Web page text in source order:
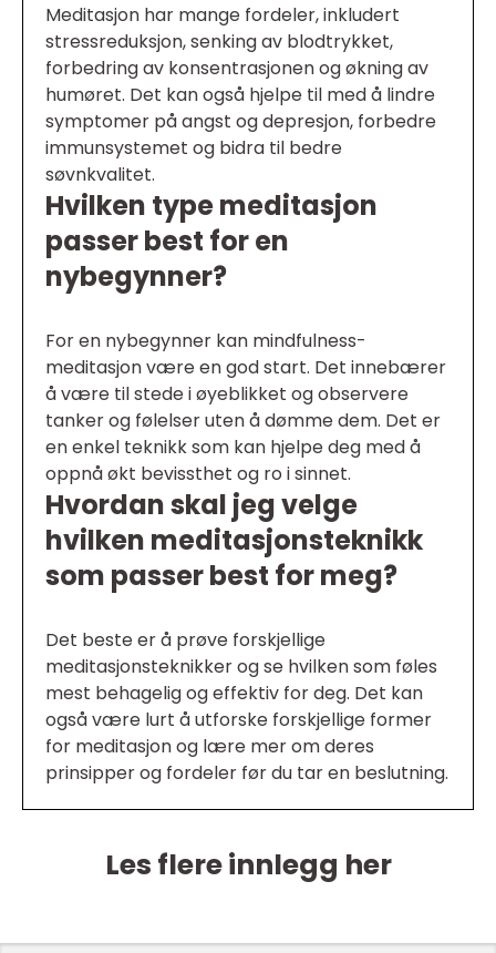
Meditasjon har mange fordeler, inkludert
stressreduksjon, senking av blodtrykket,
forbedring av konsentrasjonen og økning av
humøret. Det kan også hjelpe til med å lindre
symptomer på angst og depresjon, forbedre
immunsystemet og bidra til bedre
søvnkvalitet.
Hvilken type meditasjon
passer best for en
nybegynner?
For en nybegynner kan mindfulness-
meditasjon være en god start. Det innebærer
å være til stede i øyeblikket og observere
tanker og følelser uten å dømme dem. Det er
en enkel teknikk som kan hjelpe deg med å
oppnå økt bevissthet og ro i sinnet.
Hvordan skal jeg velge
hvilken meditasjonsteknikk
som passer best for meg?
Det beste er å prøve forskjellige
meditasjonsteknikker og se hvilken som føles
mest behagelig og effektiv for deg. Det kan
også være lurt å utforske forskjellige former
for meditasjon og lære mer om deres
prinsipper og fordeler før du tar en beslutning.
Les flere innlegg her